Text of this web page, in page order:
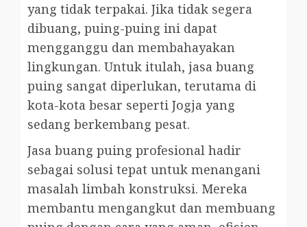
yang tidak terpakai. Jika tidak segera
dibuang, puing-puing ini dapat
mengganggu dan membahayakan
lingkungan. Untuk itulah, jasa buang
puing sangat diperlukan, terutama di
kota-kota besar seperti Jogja yang
sedang berkembang pesat.
Jasa buang puing profesional hadir
sebagai solusi tepat untuk menangani
masalah limbah konstruksi. Mereka
membantu mengangkut dan membuang